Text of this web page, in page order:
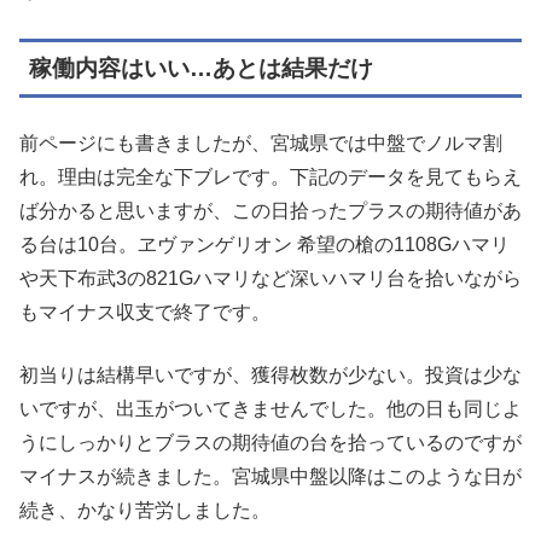
稼働内容はいい…あとは結果だけ
前ページにも書きましたが、宮城県では中盤でノルマ割
れ。理由は完全な下ブレです。下記のデータを見てもらえ
ば分かると思いますが、この日拾ったプラスの期待値があ
る台は10台。ヱヴァンゲリオン 希望の槍の1108Gハマリ
や天下布武3の821Gハマリなど深いハマリ台を拾いながら
もマイナス収支で終了です。
初当りは結構早いですが、獲得枚数が少ない。投資は少な
いですが、出玉がついてきませんでした。他の日も同じよ
うにしっかりとブラスの期待値の台を拾っているのですが
マイナスが続きました。宮城県中盤以降はこのような日が
続き、かなり苦労しました。